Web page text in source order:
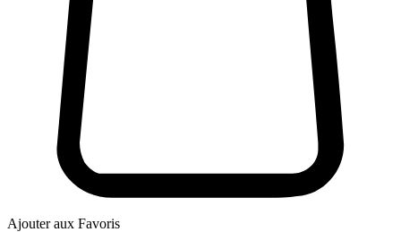
Ajouter aux Favoris